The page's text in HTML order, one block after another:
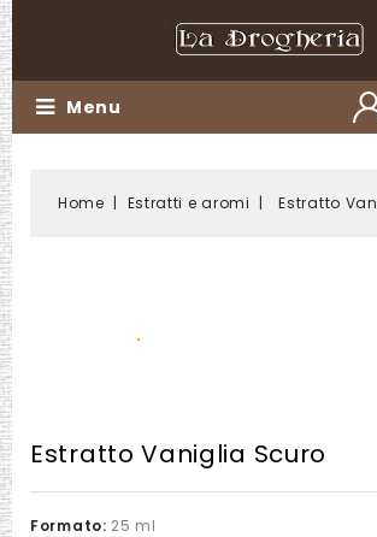
Menu
Home Estratti e aromi Estratto
Estratto Vaniglia Scuro
Formato: 25 ml